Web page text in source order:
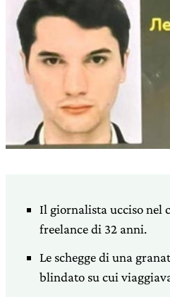
Il giornalista ucciso nel
freelance di 32 anni.
Le schegge di una
blindato su cui